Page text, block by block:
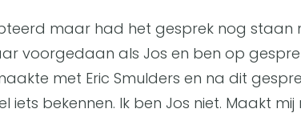
maar had het gesprek nog staan
voorgedaan als Jos en ben op
met Eric Smulders en na dit
bekennen. Ik ben Jos niet. Maakt